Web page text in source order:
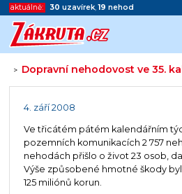
aktuálně: 30 uzavírek,19 nehod
> Dopravní nehodovost ve 35.
Začátek reklamy
4. září 2008
Ve třicátém pátém kalendářním
pozemních komunikacích 2 757
nehodách přišlo o život 23 osob,
Výše způsobené hmotné škody
125 miliónů korun.